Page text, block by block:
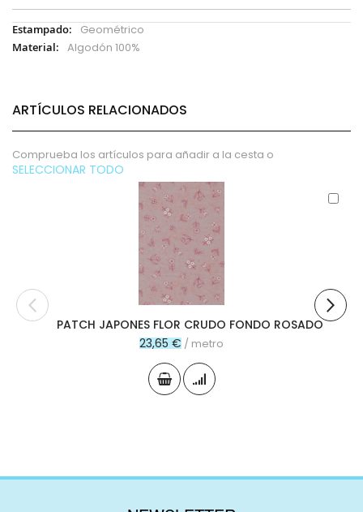
Más
Información
Geométrico
Algodón 100%
ARTÍCULOS RELACIONADOS
Comprueba los artículos para añadir a la cesta o
SELECCIONAR TODO
PATCH JAPONES FLOR CRUDO FONDO ROSADO
23,65 € / metro